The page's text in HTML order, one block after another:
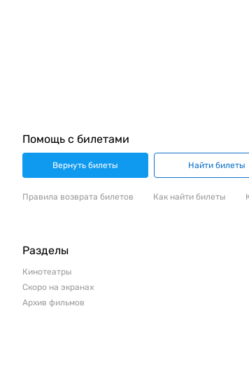
Помощь с билетами
Вернуть билеты Найти билеты
Правила возврата билетов Как найти билеты
Разделы
Кинотеатры
Скоро на экранах
Архив фильмов